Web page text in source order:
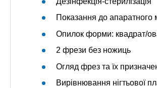
Показання до апаратного
Опилок форми: квадрат/
2 фрези без ножиць
Огляд фрез та їх
Вирівнювання нігтьової